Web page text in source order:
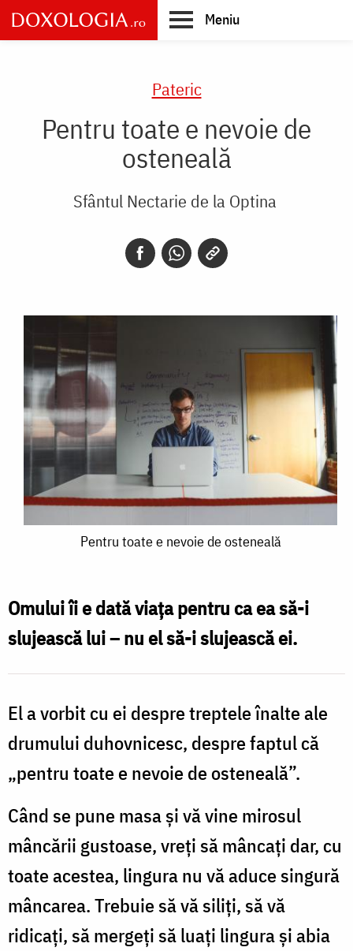
Skip
to
main
Meniu
Pateric
Pentru toate e nevoie de
osteneală
Sfântul Nectarie de la Optina
nevoie
de
osteneală
Pentru toate e nevoie de osteneală
Omului îi e dată viața pentru ca ea să-i
slujească lui – nu el să-i slujească ei.
El a vorbit cu ei despre treptele înalte ale
drumului duhovnicesc, despre faptul că
„pentru toate e nevoie de osteneală”.
Când se pune masa şi vă vine mirosul
mâncării gustoase, vreţi să mâncaţi dar, cu
toate acestea, lingura nu vă aduce singură
mâncarea. Trebuie să vă siliţi, să vă
ridicaţi, să mergeţi să luaţi lingura şi abia